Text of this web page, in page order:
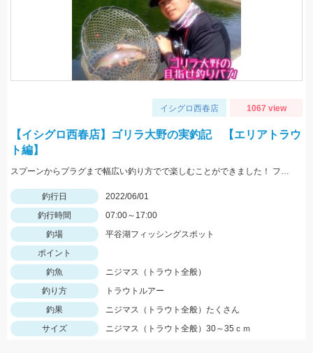
イシグロ西春店 1067 view
【イシグロ西春店】ゴリラ大野の実釣記 【エリアトラウ
ト編】
スプーンからプラグまで幅広い釣り方でで楽しむことができました！ ファミリーでも楽しめる管理釣り場にぜひ！
釣行日
2022/06/01
釣行時間
07:00～17:00
釣場
平谷湖フィッシングスポット
ポイント
釣魚
ニジマス（トラウト全般）
釣り方
トラウトルアー
釣果
ニジマス（トラウト全般）たくさん
サイズ
ニジマス（トラウト全般）30～35ｃｍ